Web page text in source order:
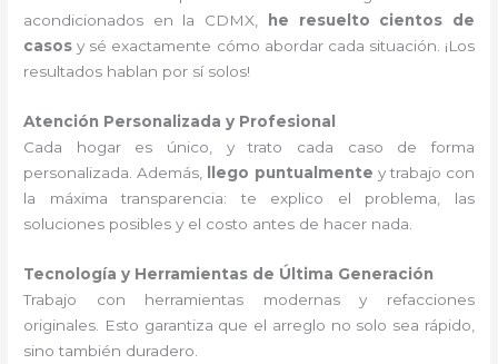
acondicionados en la CDMX,
he resuelto cientos de
casos y sé exactamente cómo abordar cada situación. ¡Los
resultados hablan por sí solos!
Atención Personalizada y Profesional
Cada hogar es único, y trato cada caso de forma
personalizada. Además,
llego puntualmente y trabajo con
la máxima transparencia: te explico el problema, las
soluciones posibles y el costo antes de hacer nada.
Tecnología y Herramientas de Última Generación
Trabajo con herramientas modernas y refacciones
originales. Esto garantiza que el arreglo no solo sea rápido,
sino también duradero.